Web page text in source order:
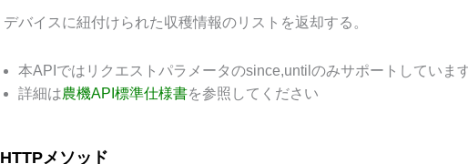
デバイスに紐付けられた収穫情報のリストを返却する。
本APIではリクエストパラメータのsince,untilのみサポートしています
詳細は農機API標準仕様書を参照してください
HTTPメソッド